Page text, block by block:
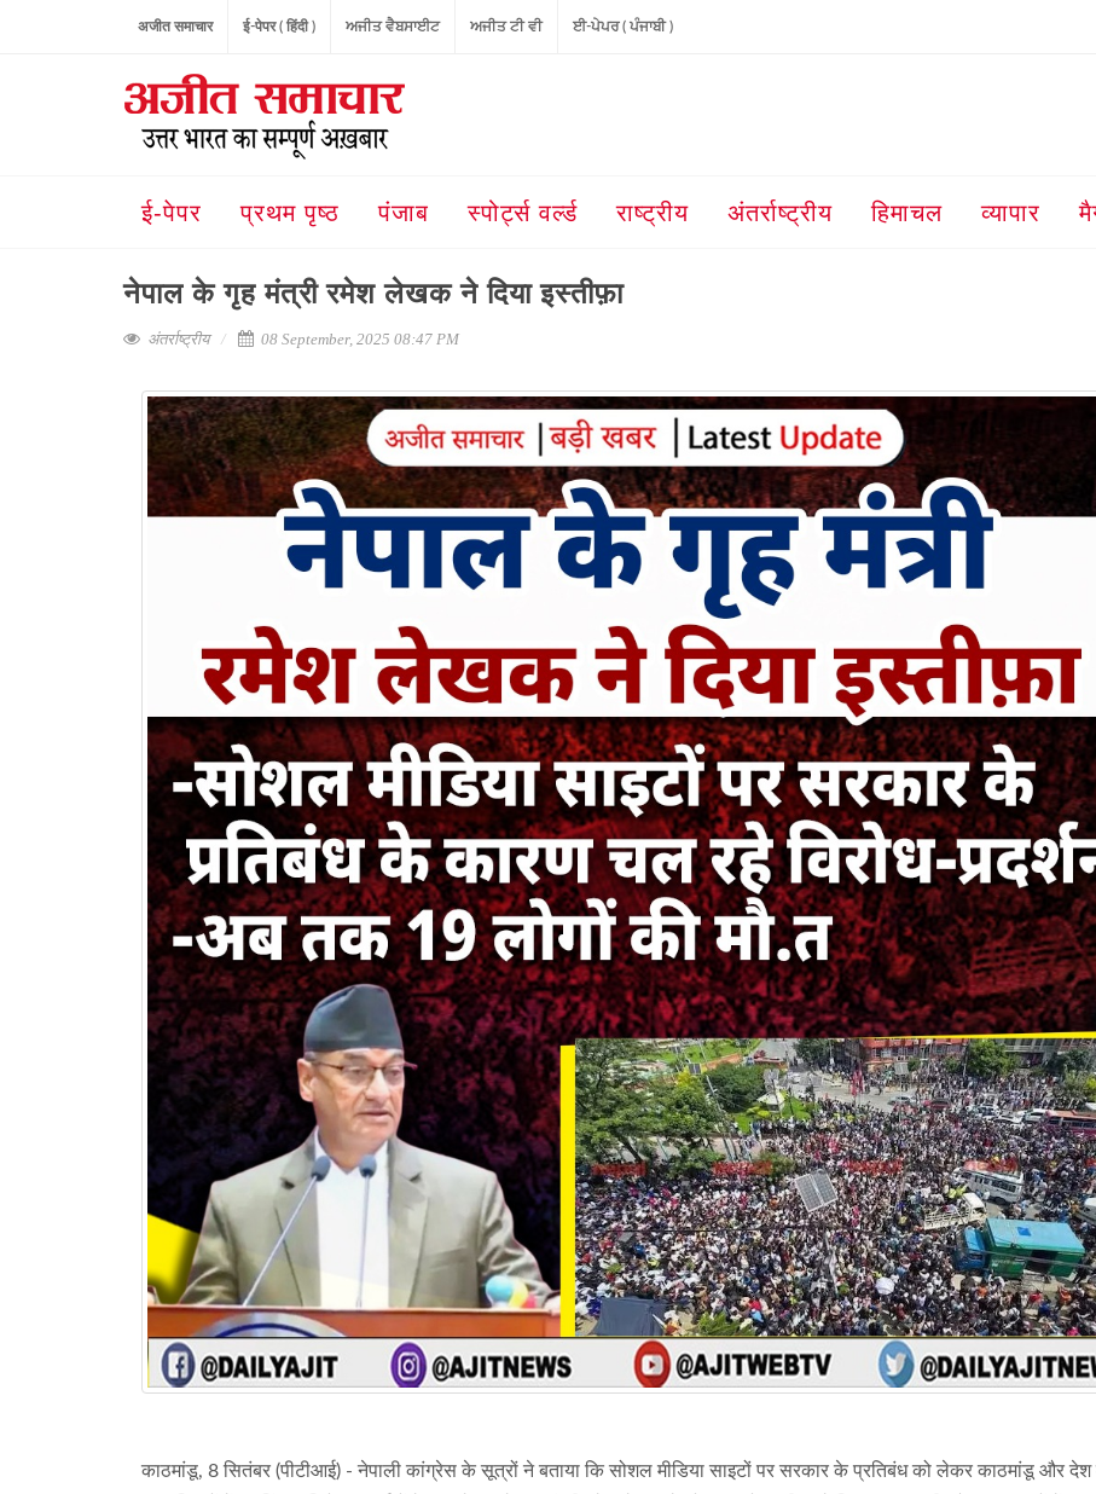
अजीत समाचार ई-पेपर ( हिंदी ) ਅਜੀਤ ਵੈਬਸਾਈਟ ਅਜੀਤ ਟੀ ਵੀ ਈ-ਪੇਪਰ ( ਪੰਜਾਬੀ )
ई-पेपर प्रथम पृष्ठ पंजाब स्पोर्ट्स वर्ल्ड राष्ट्रीय अंतर्राष्ट्रीय हिमाचल व्यापार
नेपाल के गृह मंत्री रमेश लेखक ने दिया इस्तीफ़ा
अंतर्राष्ट्रीय 08 September, 2025 08:47 PM
काठमांडू, 8 सितंबर (पीटीआई) - नेपाली कांग्रेस के सूत्रों ने बताया कि सोशल मीडिया साइटों पर सरकार के प्रतिबंध को लेकर काठमांडू और